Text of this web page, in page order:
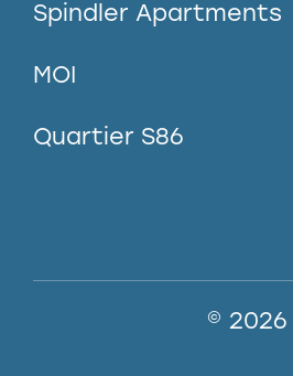
Spindler Apartments
MOI
Quartier S86
© 2026